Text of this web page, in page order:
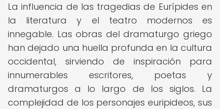
La influencia de las tragedias de Eurípides en
la literatura y el teatro modernos es
innegable. Las obras del dramaturgo griego
han dejado una huella profunda en la cultura
occidental, sirviendo de inspiración para
innumerables escritores, poetas y
dramaturgos a lo largo de los siglos. La
complejidad de los personajes euripideos, sus